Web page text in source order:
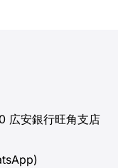
通話アプリを使っ
なインターネット
向けのベトナム
最適なプラン・購
もご紹介します。
はい。ベトナムの
維持するための便
広安銀行旺角支店